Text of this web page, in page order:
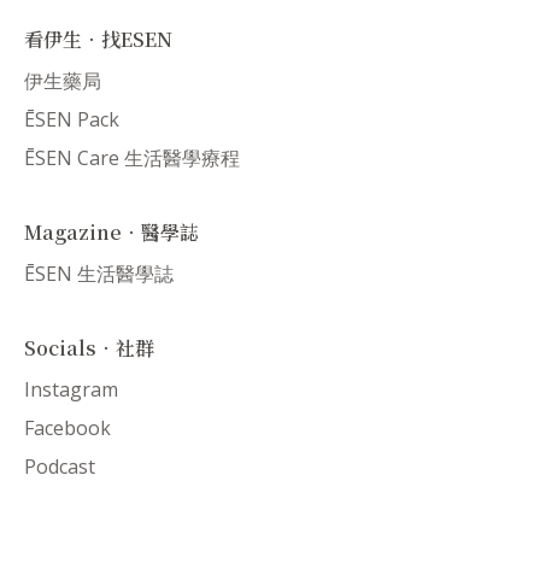
看伊生．找ESEN
伊生藥局
ĒSEN Pack
ĒSEN Care 生活醫學療程
Magazine．醫學誌
ĒSEN 生活醫學誌
Socials．社群
Instagram
Facebook
Podcast